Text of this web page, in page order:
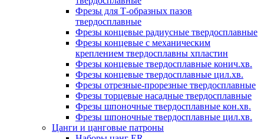
Фрезы для Т-образных пазов
твердосплавные
Фрезы концевые радиусные твердосплавные
Фрезы концевые с механическим
креплением твердосплавны хпластин
Фрезы концевые твердосплавные конич.хв.
Фрезы концевые твердосплавные цил.хв.
Фрезы отрезные-прорезные твердосплавные
Фрезы торцевые насадные твердосплавные
Фрезы шпоночные твердосплавные кон.хв.
Фрезы шпоночные твердосплавные цил.хв.
Цанги и цанговые патроны